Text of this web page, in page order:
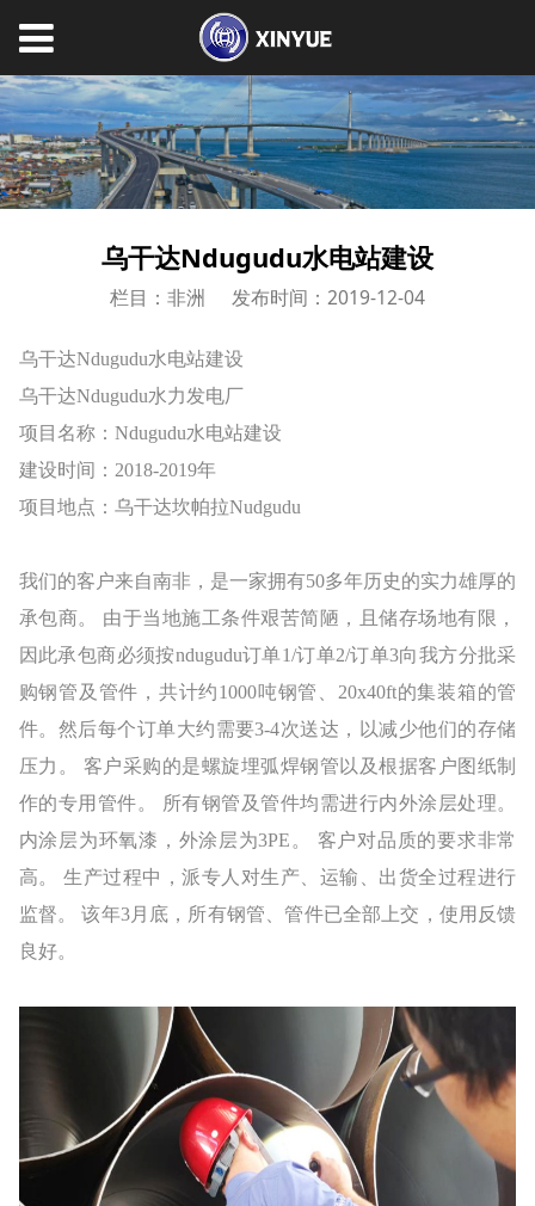
乌干达Ndugudu水电站建设
栏目：非洲 发布时间：2019-12-04
乌干达Ndugudu水电站建设
乌干达Ndugudu水力发电厂
项目名称：Ndugudu水电站建设
建设时间：2018-2019年
项目地点：乌干达坎帕拉Nudgudu
我们的客户来自南非，是一家拥有50多年历史的实力雄厚的
承包商。 由于当地施工条件艰苦简陋，且储存场地有限，
因此承包商必须按ndugudu订单1/订单2/订单3向我方分批采
购钢管及管件，共计约1000吨钢管、20x40ft的集装箱的管
件。然后每个订单大约需要3-4次送达，以减少他们的存储
压力。 客户采购的是螺旋埋弧焊钢管以及根据客户图纸制
作的专用管件。 所有钢管及管件均需进行内外涂层处理。
内涂层为环氧漆，外涂层为3PE。 客户对品质的要求非常
高。 生产过程中，派专人对生产、运输、出货全过程进行
监督。 该年3月底，所有钢管、管件已全部上交，使用反馈
良好。